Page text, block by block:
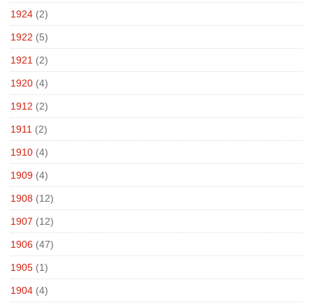
1924 (2)
1922 (5)
1921 (2)
1920 (4)
1912 (2)
1911 (2)
1910 (4)
1909 (4)
1908 (12)
1907 (12)
1906 (47)
1905 (1)
1904 (4)